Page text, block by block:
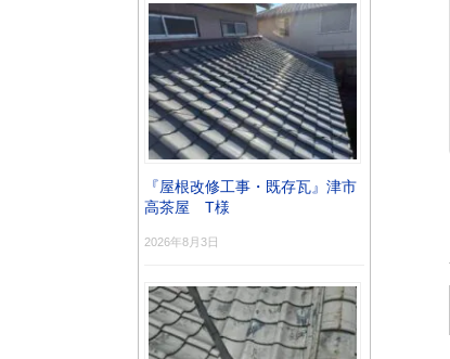
『屋根改修工事・既存瓦』津市
高茶屋 T様
2026年8月3日